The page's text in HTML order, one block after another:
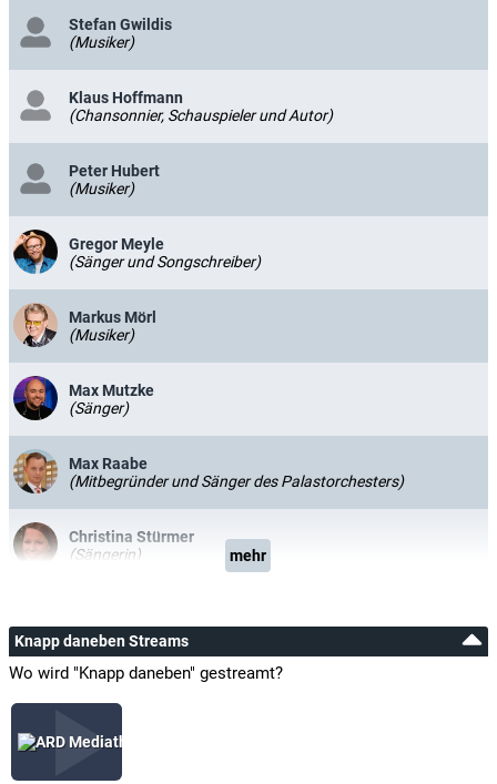
Stefan Gwildis
(Musiker)
Klaus Hoffmann
(Chansonnier, Schauspieler und Autor)
Peter Hubert
(Musiker)
Gregor Meyle
(Sänger und Songschreiber)
Markus Mörl
(Musiker)
Max Mutzke
(Sänger)
Max Raabe
(Mitbegründer und Sänger des Palastorchesters)
Christina Stürmer
(Sängerin)
mehr
Knapp daneben Streams
Wo wird "Knapp daneben" gestreamt?